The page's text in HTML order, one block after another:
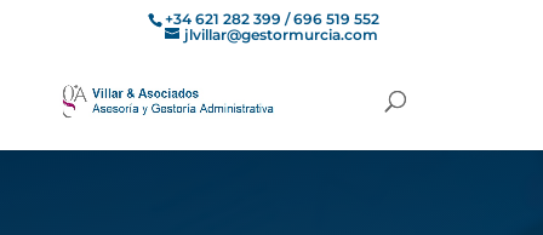
+34 621 282 399 / 696 519 552
jlvillar@gestormurcia.com